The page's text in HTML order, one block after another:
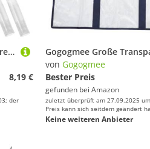
Gogogmee 50 Stück Transparente Lippenbalsam Behälter mit Kappen Leere Lippenstifthülsen aus Polypropylen Wiederverwendbare Kosmetik Tubes für DIY Lippenbalsam und Lippenstift Aufbewahrung
8,19 €
der
von Gogogmee
Bester Preis
gefunden bei Amazon
zuletzt überprüft am 27.09.2025
Preis kann sich seitdem geändert
Keine weiteren Anbieter